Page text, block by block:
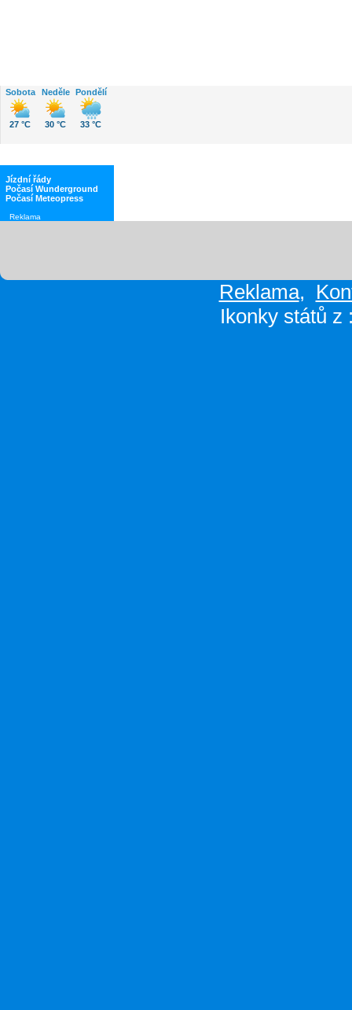
Sobota
27 °C
Neděle
30 °C
Pondělí
33 °C
Jízdní řády
Počasí Wunderground
Počasí Meteopress
Reklama
Reklama,
Ikonky států z